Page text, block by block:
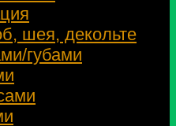
шея, декольте
губами